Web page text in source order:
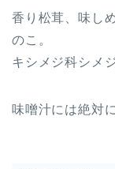
香り松茸、味し
のこ。
キシメジ科シメ
味噌汁には絶対